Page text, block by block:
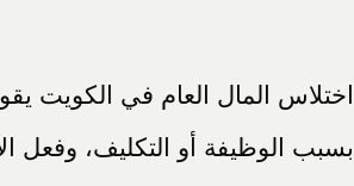
اختلاس المال العام في الكويت
بسبب الوظيفة أو التكليف، وفعل